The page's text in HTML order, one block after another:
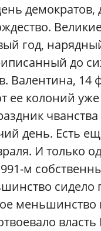
демократов,
год,
до
Валентина, 14
ее колоний
чванства
день. Есть
И только
м
сидело